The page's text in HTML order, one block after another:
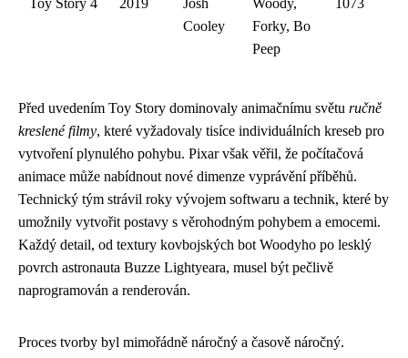
Cooley
Forky, Bo
Peep
Před uvedením Toy Story dominovaly animačnímu světu ručně
kreslené filmy, které vyžadovaly tisíce individuálních kreseb pro
vytvoření plynulého pohybu. Pixar však věřil, že počítačová
animace může nabídnout nové dimenze vyprávění příběhů.
Technický tým strávil roky vývojem softwaru a technik, které by
umožnily vytvořit postavy s věrohodným pohybem a emocemi.
Každý detail, od textury kovbojských bot Woodyho po lesklý
povrch astronauta Buzze Lightyeara, musel být pečlivě
naprogramován a renderován.
Proces tvorby byl mimořádně náročný a časově náročný.